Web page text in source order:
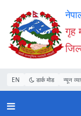
Accessibility
Mode
सुरु
गर्नुहोस्
सामाग्री
पढ्नुहाेस्
नेभिगेसन
पढ्नुहाेस्
वेबसाइट
खोजमा
जानुहोस्
गृह
EN डार्क मोड न्यून